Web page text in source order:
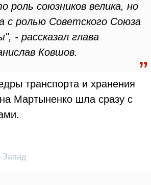
роль союзников велика, но
с ролью Советского Союза
- рассказал глава
Ковшов.
транспорта и хранения
Мартыненко шла сразу с
Запад